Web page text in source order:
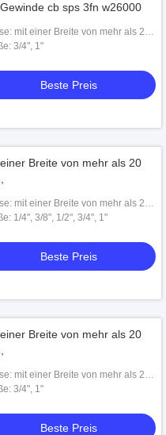
cb sps 3fn w26000
mit einer Breite von mehr als 20
3/4", 1"
Beste Preis
Breite von mehr als 20
mit einer Breite von mehr als 20
1/4", 3/8", 1/2", 3/4", 1"
Beste Preis
Breite von mehr als 20
mit einer Breite von mehr als 20
3/4", 1"
Beste Preis